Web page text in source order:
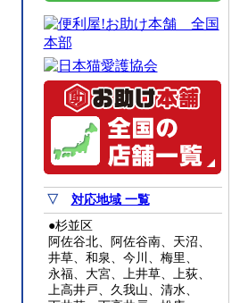
▽ 対応地域 一覧
●杉並区
阿佐谷北、阿佐谷南、天沼、
井草、和泉、今川、梅里、
永福、大宮、上井草、上荻、
上高井戸、久我山、清水、